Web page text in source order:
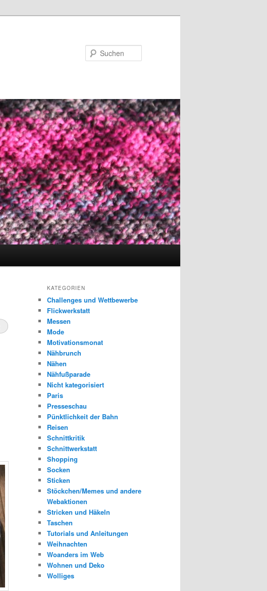
KATEGORIEN
Challenges und Wettbewerbe
Flickwerkstatt
Messen
Mode
Motivationsmonat
Nähbrunch
Nähen
Nähfußparade
Nicht kategorisiert
Paris
Presseschau
Pünktlichkeit der Bahn
Reisen
Schnittkritik
Schnittwerkstatt
Shopping
Socken
Sticken
Stöckchen/Memes und andere
Webaktionen
Stricken und Häkeln
Taschen
Tutorials und Anleitungen
Weihnachten
Woanders im Web
Wohnen und Deko
Wolliges